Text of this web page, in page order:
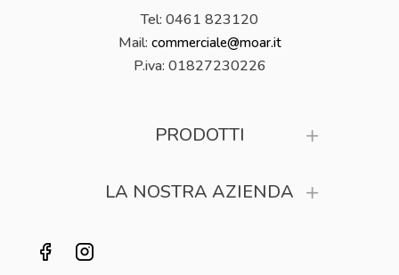
Tel: 0461 823120
Mail: commerciale@moar.it
P.iva: 01827230226
PRODOTTI
LA NOSTRA AZIENDA